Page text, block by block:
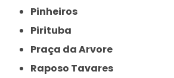
Pinheiros
Pirituba
Praça da Arvore
Raposo Tavares